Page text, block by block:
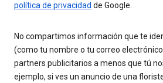
política de privacidad de Google.
No compartimos información que te
(como tu nombre o tu correo
partners publicitarios a menos que tú
ejemplo, si ves un anuncio de una